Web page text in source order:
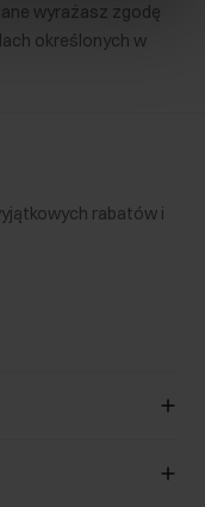
wyrażasz zgodę
określonych w
rabatów i